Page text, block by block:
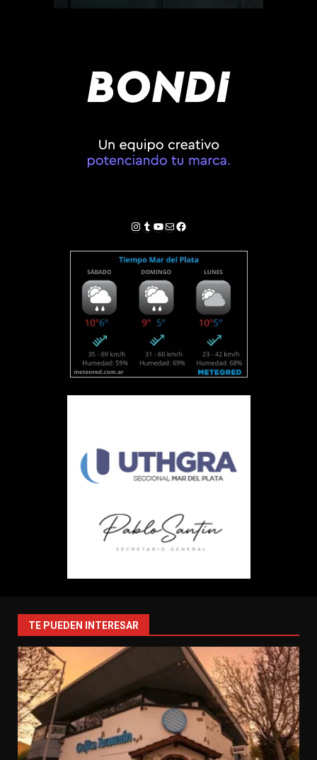
Instagram
Tumblr
YouTube
Correo electrónico
Facebook
TE PUEDEN INTERESAR